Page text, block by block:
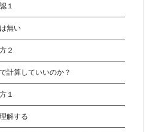
１
無い
２
計算していいのか？
１
解する